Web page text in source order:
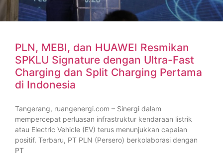
PLN, MEBI, dan HUAWEI Resmikan
SPKLU Signature dengan Ultra-Fast
Charging dan Split Charging Pertama
di Indonesia
Tangerang, ruangenergi.com – Sinergi dalam
mempercepat perluasan infrastruktur kendaraan listrik
atau Electric Vehicle (EV) terus menunjukkan capaian
positif. Terbaru, PT PLN (Persero) berkolaborasi dengan
PT